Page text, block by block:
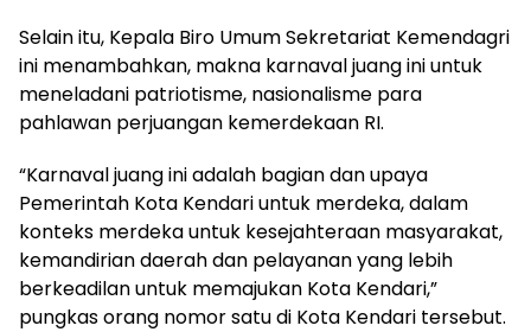
Selain itu, Kepala Biro Umum Sekretariat Kemendagri
ini menambahkan, makna karnaval juang ini untuk
meneladani patriotisme, nasionalisme para
pahlawan perjuangan kemerdekaan RI.
“Karnaval juang ini adalah bagian dan upaya
Pemerintah Kota Kendari untuk merdeka, dalam
konteks merdeka untuk kesejahteraan masyarakat,
kemandirian daerah dan pelayanan yang lebih
berkeadilan untuk memajukan Kota Kendari,”
pungkas orang nomor satu di Kota Kendari tersebut.